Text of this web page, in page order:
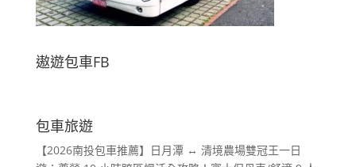
遨遊包車FB
包車旅遊
【2026南投包車推薦】日月潭 ↔ 清境農場雙冠王一日